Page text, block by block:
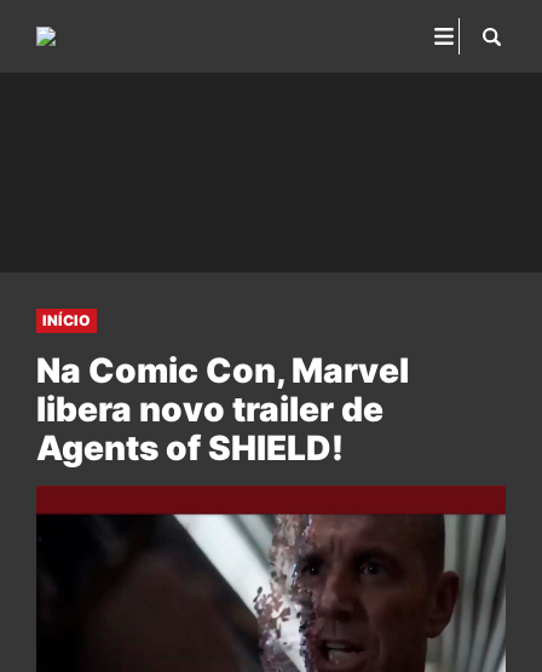
INÍCIO
Na Comic Con, Marvel
libera novo trailer de
Agents of SHIELD!